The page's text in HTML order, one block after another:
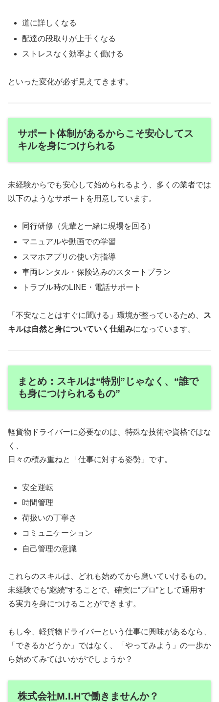
道に詳しくなる
配達の段取りが上手くなる
ストレスなく効率よく働ける
といった変化が必ず見えてきます。
サポート体制があるからこそ安心してス
キルを身につけられる
未経験からでも安心して始められるよう、多くの業者では
以下のようなサポートを用意しています。
同行研修（先輩と一緒に現場を回る）
マニュアルや動画での学習
スマホアプリの使い方指導
車両レンタル・保険込みのスタートプラン
トラブル時のLINE・電話サポート
「不安なことはすぐに聞ける」環境が整っているため、
ス
キルは自然と身についていく仕組みになっています。
まとめ：スキルは“特別”じゃなく、“誰で
も身につけられるもの”
軽貨物ドライバーに必要なのは、特殊な技術や資格ではな
く、
日々の積み重ねと「仕事に対する姿勢」です。
安全運転
時間管理
荷扱いの丁寧さ
コミュニケーション
自己管理の意識
これらのスキルは、どれも始めてから磨いていけるもの。
未経験でも“継続”することで、確実に“プロ”として通用す
る実力を身につけることができます。
もし今、軽貨物ドライバーという仕事に興味があるなら、
「できるかどうか」ではなく、「やってみよう」の一歩か
ら始めてみてはいかがでしょうか？
株式会社M.I.Hで働きませんか？